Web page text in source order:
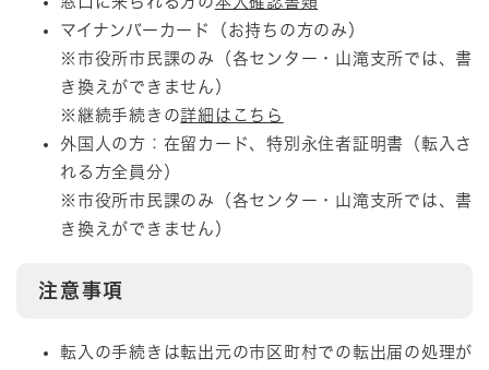
マイナンバーカード（お持ちの方のみ）
※市役所市民課のみ（各センター・山滝支所では、書
き換えができません）
※継続手続きの詳細はこちら
外国人の方：在留カード、特別永住者証明書（転入さ
れる方全員分）
※市役所市民課のみ（各センター・山滝支所では、書
き換えができません）
注意事項
転入の手続きは転出元の市区町村での転出届の処理が